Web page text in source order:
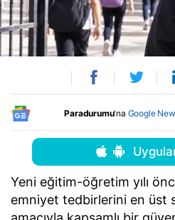
Paradurumu'na Google
Yeni eğitim-öğretim yılı
emniyet tedbirlerini en üst